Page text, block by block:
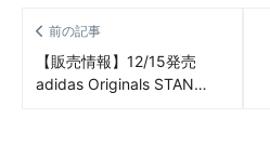
前の記事
【販売情報】12/15発売
adidas Originals STAN